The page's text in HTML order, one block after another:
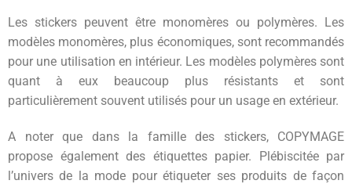
Les stickers peuvent être monomères ou polymères. Les
modèles monomères, plus économiques, sont recommandés
pour une utilisation en intérieur. Les modèles polymères sont
quant à eux beaucoup plus résistants et sont
particulièrement souvent utilisés pour un usage en extérieur.
A noter que dans la famille des stickers, COPYMAGE
propose également des étiquettes papier. Plébiscitée par
l’univers de la mode pour étiqueter ses produits de façon